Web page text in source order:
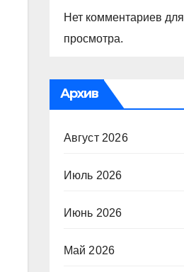
Нет комментариев для
просмотра.
Архив
Август 2026
Июль 2026
Июнь 2026
Май 2026